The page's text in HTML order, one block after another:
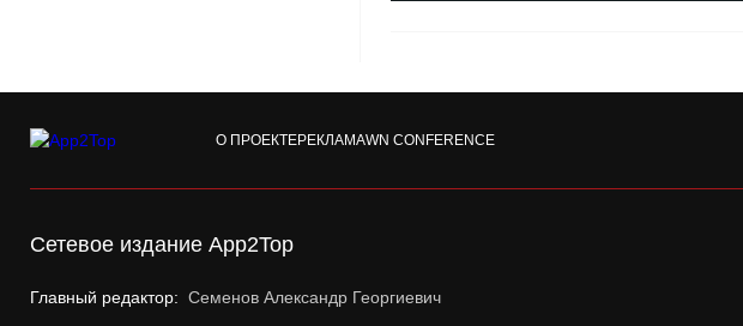
О ПРОЕКТЕРЕКЛАМАWN CONFERENCE
Сетевое издание App2Top
Главный редактор: Семенов Александр Георгиевич